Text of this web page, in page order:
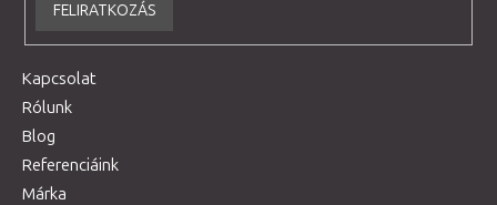
FELIRATKOZÁS
Kapcsolat
Rólunk
Blog
Referenciáink
Márka